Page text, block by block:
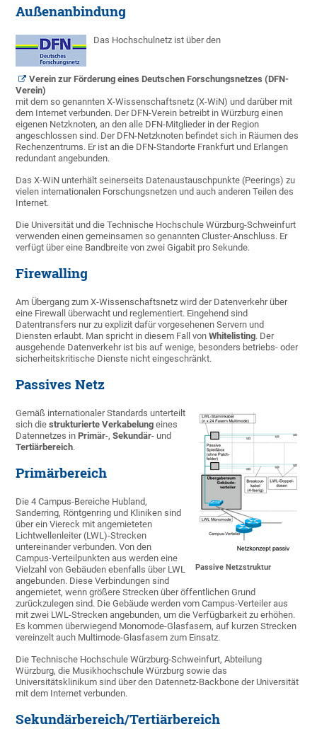
Außenanbindung
Das Hochschulnetz ist über den
Verein zur Förderung eines Deutschen Forschungsnetzes (DFN-
Verein)
mit dem so genannten X-Wissenschaftsnetz (X-WiN) und darüber mit
dem Internet verbunden. Der DFN-Verein betreibt in Würzburg einen
eigenen Netzknoten, an den alle DFN-Mitglieder in der Region
angeschlossen sind. Der DFN-Netzknoten befindet sich in Räumen des
Rechenzentrums. Er ist an die DFN-Standorte Frankfurt und Erlangen
redundant angebunden.
Das X-WiN unterhält seinerseits Datenaustauschpunkte (Peerings) zu
vielen internationalen Forschungsnetzen und auch anderen Teilen des
Internet.
Die Universität und die Technische Hochschule Würzburg-Schweinfurt
verwenden einen gemeinsamen so genannten Cluster-Anschluss. Er
verfügt über eine Bandbreite von zwei Gigabit pro Sekunde.
Firewalling
Am Übergang zum X-Wissenschaftsnetz wird der Datenverkehr über
eine Firewall überwacht und reglementiert. Eingehend sind
Datentransfers nur zu explizit dafür vorgesehenen Servern und
Diensten erlaubt. Man spricht in diesem Fall vonWhitelisting. Der
ausgehende Datenverkehr ist bis auf wenige, besonders betriebs- oder
sicherheitskritische Dienste nicht eingeschränkt.
Passives Netz
Passive Netzstruktur
Gemäß internationaler Standards unterteilt
sich diestrukturierte Verkabelungeines
Datennetzes inPrimär-,Sekundär- und
Tertiärbereich.
Primärbereich
Die 4 Campus-Bereiche Hubland,
Sanderring, Röntgenring und Kliniken sind
über ein Viereck mit angemieteten
Lichtwellenleiter (LWL)-Strecken
untereinander verbunden. Von den
Campus-Verteilpunkten aus werden eine
Vielzahl von Gebäuden ebenfalls über LWL
angebunden. Diese Verbindungen sind
angemietet, wenn größere Strecken über öffentlichen Grund
zurückzulegen sind. Die Gebäude werden vom Campus-Verteiler aus
mit zwei LWL-Strecken angebunden, um die Verfügbarkeit zu erhöhen.
Es kommen überwiegend Monomode-Glasfasern, auf kurzen Strecken
vereinzelt auch Multimode-Glasfasern zum Einsatz.
Die Technische Hochschule Würzburg-Schweinfurt, Abteilung
Würzburg, die Musikhochschule Würzburg sowie das
Universitätsklinikum sind über den Datennetz-Backbone der Universität
mit dem Internet verbunden.
Sekundärbereich/Tertiärbereich